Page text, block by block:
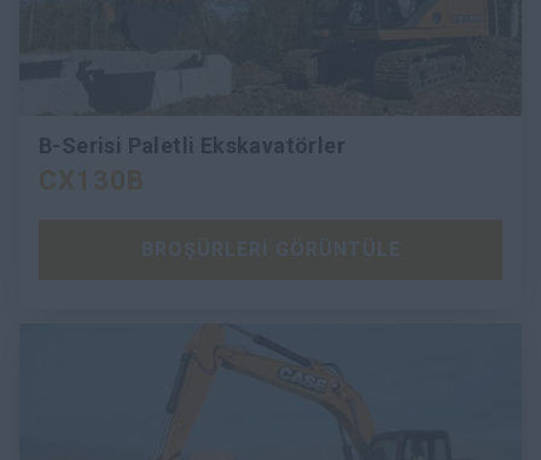
B-Serisi Paletli Ekskavatörler